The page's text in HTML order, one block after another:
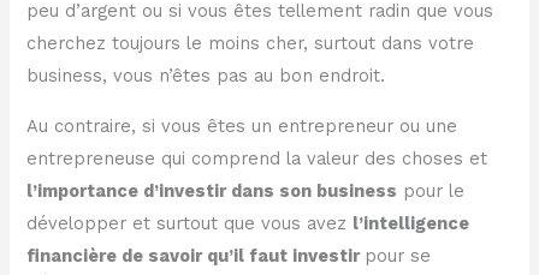
peu d’argent ou si vous êtes tellement radin que vous
cherchez toujours le moins cher, surtout dans votre
business, vous n’êtes pas au bon endroit.
Au contraire, si vous êtes un entrepreneur ou une
entrepreneuse qui comprend la valeur des choses et
l’importance d’investir dans son business pour le
développer et surtout que vous avez l’intelligence
financière de savoir qu’il faut investir pour se